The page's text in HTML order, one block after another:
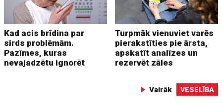
Kad acis brīdina par
sirds problēmām.
Pazīmes, kuras
nevajadzētu ignorēt
Turpmāk vienuviet varēs
pierakstīties pie ārsta,
apskatīt analīzes un
rezervēt zāles
Vairāk VESELĪBA